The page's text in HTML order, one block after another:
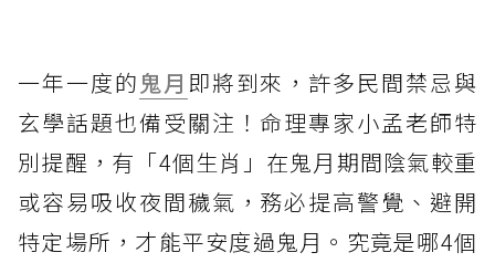
一年一度的 鬼月 即將到來，許多民間禁忌與
玄學話題也備受關注！命理專家小孟老師特
別提醒，有「4個生肖」在鬼月期間陰氣較重
或容易吸收夜間穢氣，務必提高警覺、避開
特定場所，才能平安度過鬼月。究竟是哪4個